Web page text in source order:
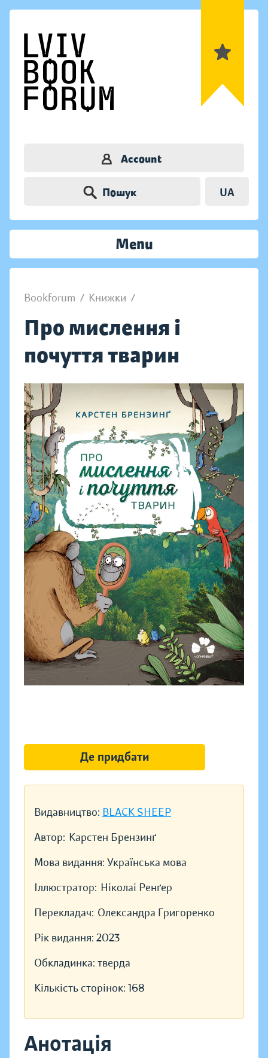
Account
Пошук UA
Menu
Bookforum / Книжки /
Про мислення і
почуття тварин
Видавництво: BLACK SHEEP
Автор: Карстен Брензинґ
Мова видання: Українська мова
Іллюстратор: Ніколаі Ренґер
Перекладач: Олександра Григоренко
Рік видання: 2023
Обкладинка: тверда
Кількість сторінок: 168
Анотація
Де придбати